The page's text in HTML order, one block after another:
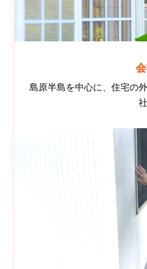
島原半島を中心に、住宅の